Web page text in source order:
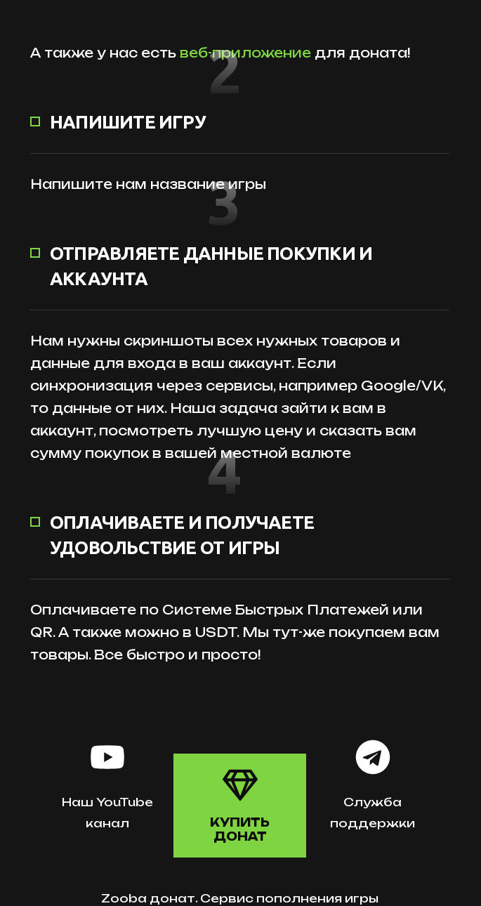
А также у нас есть веб-приложение для доната!
НАПИШИТЕ ИГРУ
Напишите нам название игры
2
ОТПРАВЛЯЕТЕ ДАННЫЕ ПОКУПКИ И
АККАУНТА
Нам нужны скриншоты всех нужных товаров и
данные для входа в ваш аккаунт. Если
синхронизация через сервисы, например Google/VK,
то данные от них. Наша задача зайти к вам в
аккаунт, посмотреть лучшую цену и сказать вам
сумму покупок в вашей местной валюте
3
ОПЛАЧИВАЕТЕ И ПОЛУЧАЕТЕ
УДОВОЛЬСТВИЕ ОТ ИГРЫ
Оплачиваете по Системе Быстрых Платежей или
QR. А также можно в USDT. Мы тут-же покупаем вам
товары. Все быстро и просто!
4
Наш YouTube
канал
КУПИТЬ
ДОНАТ
Служба
поддержки
Zooba донат. Сервис пополнения игры